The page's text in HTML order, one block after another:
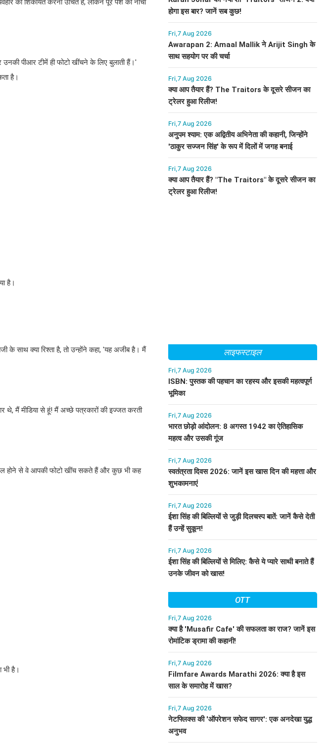
की शिकायत करना उचित है, लेकिन पूरे पेशे को नीचा
पीआर टीमें ही फोटो खींचने के लिए बुलाती हैं।'
है।
है।
के साथ क्या रिश्ता है, तो उन्होंने कहा, 'यह अजीब है। मैं
थे, मैं मीडिया से हूं! मैं अच्छे पत्रकारों की इज्जत करती
होने से वे आपकी फोटो खींच सकते हैं और कुछ भी कह
भी है।
होगा इस बार? जानें सब कुछ!
Fri,7 Aug 2026
Awarapan 2: Amaal Mallik ने Arijit Singh के
साथ सहयोग पर की चर्चा
Fri,7 Aug 2026
क्या आप तैयार हैं? The Traitors के दूसरे सीजन का
ट्रेलर हुआ रिलीज!
Fri,7 Aug 2026
अनुपम श्याम: एक अद्वितीय अभिनेता की कहानी, जिन्होंने
'ठाकुर सज्जन सिंह' के रूप में दिलों में जगह बनाई
Fri,7 Aug 2026
क्या आप तैयार हैं? "The Traitors" के दूसरे सीजन का
ट्रेलर हुआ रिलीज!
लाइफस्टाइल
Fri,7 Aug 2026
ISBN: पुस्तक की पहचान का रहस्य और इसकी महत्वपूर्ण
भूमिका
Fri,7 Aug 2026
भारत छोड़ो आंदोलन: 8 अगस्त 1942 का ऐतिहासिक
महत्व और उसकी गूंज
Fri,7 Aug 2026
स्वतंत्रता दिवस 2026: जानें इस खास दिन की महत्ता और
शुभकामनाएं
Fri,7 Aug 2026
ईशा सिंह की बिल्लियों से जुड़ी दिलचस्प बातें: जानें कैसे देती
हैं उन्हें सुकून!
Fri,7 Aug 2026
ईशा सिंह की बिल्लियों से मिलिए: कैसे ये प्यारे साथी बनाते हैं
उनके जीवन को खास!
OTT
Fri,7 Aug 2026
क्या है 'Musafir Cafe' की सफलता का राज? जानें इस
रोमांटिक ड्रामा की कहानी!
Fri,7 Aug 2026
Filmfare Awards Marathi 2026: क्या है इस
साल के समारोह में खास?
Fri,7 Aug 2026
नेटफ्लिक्स की 'ऑपरेशन सफेद सागर': एक अनदेखा युद्ध
अनुभव